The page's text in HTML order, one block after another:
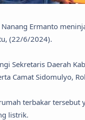
Ermanto
(22/6/2024).
Sekretaris Daerah
Camat Sidomulyo,
terbakar tersebut
listrik.